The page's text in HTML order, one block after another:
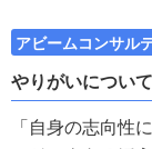
アビームコンサル
やりがいについて
「自身の志向性